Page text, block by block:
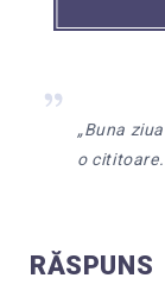
„Buna
o cititoare.
RĂSPUNS